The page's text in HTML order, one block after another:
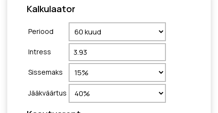
Kalkulaator
Periood
Intress
Sissemaks
Jääkväärtus